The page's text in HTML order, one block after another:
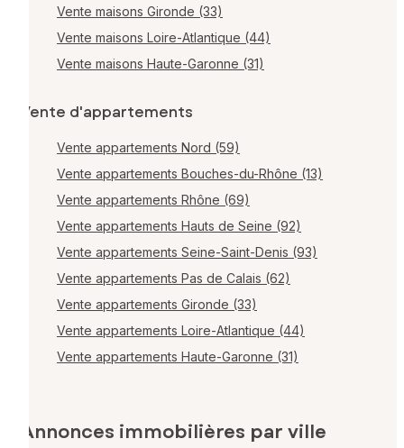
Vente maisons Gironde (33)
Vente maisons Loire-Atlantique (44)
Vente maisons Haute-Garonne (31)
Vente d'appartements
Vente appartements Nord (59)
Vente appartements Bouches-du-Rhône (13)
Vente appartements Rhône (69)
Vente appartements Hauts de Seine (92)
Vente appartements Seine-Saint-Denis (93)
Vente appartements Pas de Calais (62)
Vente appartements Gironde (33)
Vente appartements Loire-Atlantique (44)
Vente appartements Haute-Garonne (31)
Annonces immobilières par ville